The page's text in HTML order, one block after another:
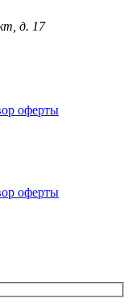
д. 17
оферты
оферты